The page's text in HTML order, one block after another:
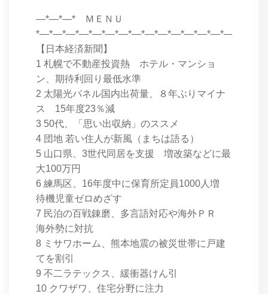
―*―*―* ＭＥＮＵ
【日本経済新聞】
1 札幌で不動産投資熱 ホテル・マンショ
ン、期待利回り最低水準
2 太陽光パネル国内出荷量、８年ぶりマイナ
ス 15年度23％減
3 50代、「思い出収納」のススメ
4 団地 若い住人が新風（まちは語る）
5 山口県、3世代同居を支援 増改築などに最
大100万円
6 練馬区、16年度中に保育所定員1000人増
待機児童ゼロめざす
7 民泊の百戦錬磨、多言語対応や海外ＰＲ
海外勢に対抗
8 ミサワホーム、熊本地震の被災世帯に戸建
てを割引
9 不二ラテックス、緩衝器けん引
10 クワザワ、住宅分野に注力